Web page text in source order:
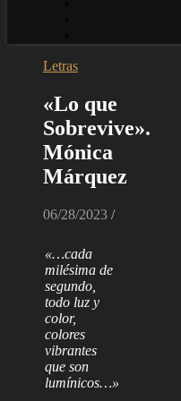
Letras
«Lo que
Sobrevive».
Mónica
Márquez
06/28/2023 /
«…cada
milésima de
segundo,
todo luz y
color,
colores
vibrantes
que son
lumínicos…»